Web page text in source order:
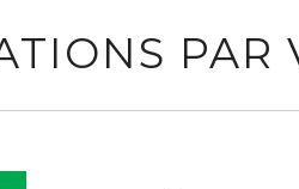
PAR